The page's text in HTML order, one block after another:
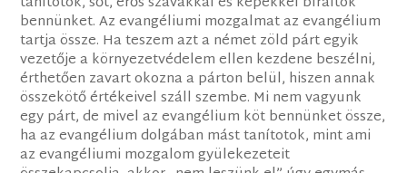
bennünket. Az evangéliumi mozgalmat az evangélium
tartja össze. Ha teszem azt a német zöld párt egyik
vezetője a környezetvédelem ellen kezdene beszélni,
érthetően zavart okozna a párton belül, hiszen annak
összekötő értékeivel száll szembe. Mi nem vagyunk
egy párt, de mivel az evangélium köt bennünket össze,
ha az evangélium dolgában mást tanítotok, mint ami
az evangéliumi mozgalom gyülekezeteit